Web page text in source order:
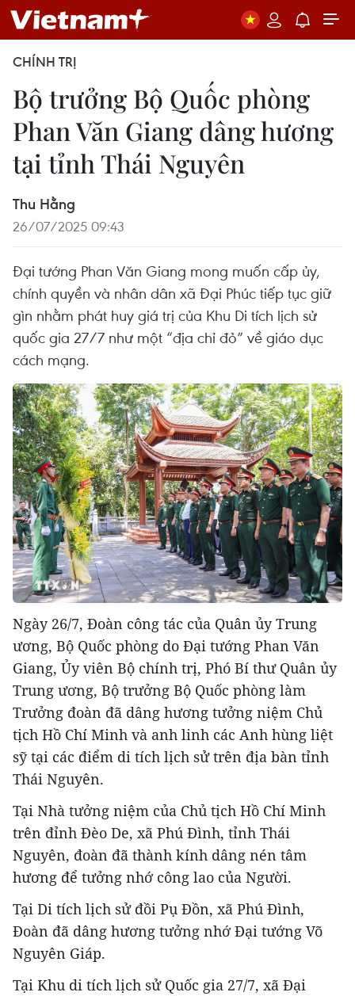
CHÍNH TRỊ
Bộ trưởng Bộ Quốc phòng
Phan Văn Giang dâng hương
tại tỉnh Thái Nguyên
Thu Hằng
26/07/2025 09:43
Đại tướng Phan Văn Giang mong muốn cấp ủy,
chính quyền và nhân dân xã Đại Phúc tiếp tục giữ
gìn nhằm phát huy giá trị của Khu Di tích lịch sử
quốc gia 27/7 như một “địa chỉ đỏ” về giáo dục
cách mạng.
Ngày 26/7, Đoàn công tác của Quân ủy Trung
ương, Bộ Quốc phòng do Đại tướng Phan Văn
Giang, Ủy viên Bộ chính trị, Phó Bí thư Quân ủy
Trung ương, Bộ trưởng Bộ Quốc phòng làm
Trưởng đoàn đã dâng hương tưởng niệm Chủ
tịch Hồ Chí Minh và anh linh các Anh hùng liệt
sỹ tại các điểm di tích lịch sử trên địa bàn tỉnh
Thái Nguyên.
Tại Nhà tưởng niệm của Chủ tịch Hồ Chí Minh
trên đỉnh Đèo De, xã Phú Đình, tỉnh Thái
Nguyên, đoàn đã thành kính dâng nén tâm
hương để tưởng nhớ công lao của Người.
Tại Di tích lịch sử đồi Pụ Đồn, xã Phú Đình,
Đoàn đã dâng hương tưởng nhớ Đại tướng Võ
Nguyên Giáp.
Tại Khu di tích lịch sử Quốc gia 27/7, xã Đại